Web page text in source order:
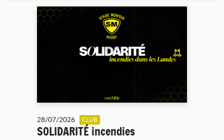
28/07/2026 CLUB
SOLIDARITÉ incendies